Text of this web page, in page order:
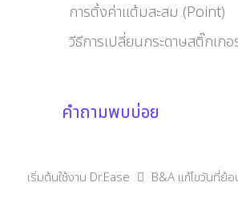
การตั้งค่าแต้มสะสม (Point)
วีธีการเปลี่ยนกระดาษสติ๊กเกอ
คำถามพบบ่อย
เริ่มต้นใช้งาน Dr.Ease B&A แก้ไขวันที่ย้